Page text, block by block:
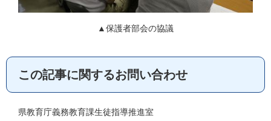
▲保護者部会の協議
この記事に関するお問い合わせ
県教育庁義務教育課生徒指導推進室